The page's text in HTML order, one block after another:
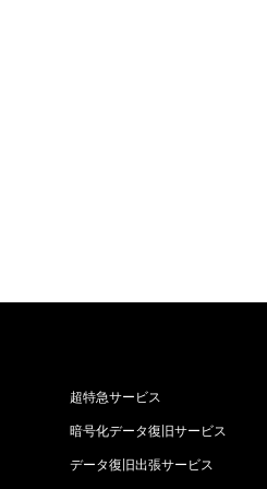
超特急サービス
暗号化データ復旧サービス
データ復旧出張サービス